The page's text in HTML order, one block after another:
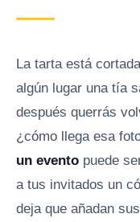
La tarta está
algún lugar una tía
después querrás
¿cómo llega esa
un evento puede
a tus invitados un
deja que añadan